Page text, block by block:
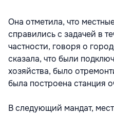
Она отметила, что
справились с задачей в
частности, говоря о
сказала, что были
хозяйства, было
была построена станция
В следующий мандат,